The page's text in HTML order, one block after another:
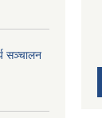
सञ्चालन